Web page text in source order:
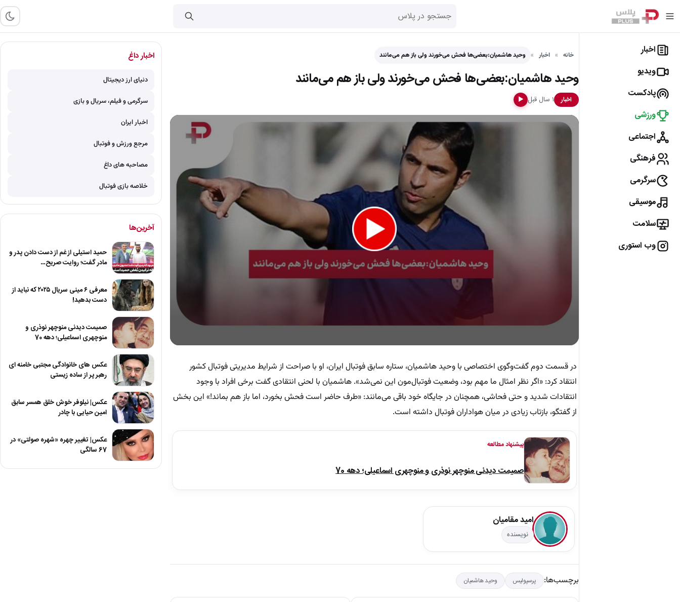
اخبار
ویدیو
پادکست
ورزشی
اجتماعی
فرهنگی
سرگرمی
موسیقی
سلامت
وب استوری
خانه اخبار وحید هاشمیان:بعضی‌ها فحش می‌خورند ولی باز هم می‌مانند
وحید هاشمیان:بعضی‌ها فحش می‌خورند ولی باز هم می‌مانند
اخبار ۱ سال قبل ▶
minutes,
secondsVolume
در قسمت دوم گفت‌وگوی اختصاصی با وحید هاشمیان، ستاره سابق فوتبال ایران، او با صراحت از شرایط مدیریتی فوتبال کشور
انتقاد کرد: «اگر نظر امثال ما مهم بود، وضعیت فوتبال‌مون این نمی‌شد». هاشمیان با لحنی انتقادی گفت برخی افراد با وجود
انتقادات شدید و حتی فحاشی، همچنان در جایگاه خود باقی می‌مانند: «طرف حاضر است فحش بخورد، اما باز هم بماند!» این بخش
از گفتگو، بازتاب زیادی در میان هواداران فوتبال داشته است.
پیشنهاد مطالعه
صمیمت دیدنی منوچهر نوذری و منوچهری اسماعیلی؛ دهه 70
امید مقامیان
نویسنده
برچسب‌ها: پرسپولیس وحید هاشمیان
اخبار داغ
دنیای ارز دیجیتال
سرگرمی و فیلم، سریال و بازی
اخبار ایران
مرجع ورزش و فوتبال
مصاحبه های داغ
خلاصه بازی فوتبال
آخرین‌ها
حمید استیلی از غم از دست دادن پدر و
مادر گفت؛ روایت صریح…
معرفی ۶ مینی سریال ۲۰۲۵ که نباید از
دست بدهید!
صمیمت دیدنی منوچهر نوذری و
منوچهری اسماعیلی؛ دهه 70
عکس های خانوادگی مجتبی خامنه ای
رهبر پر از ساده زیستی
عکس| نیلوفر خوش خلق همسر سابق
امین حیایی با چادر
عکس| تغییر چهره «شهره صولتی» در
67 سالگی